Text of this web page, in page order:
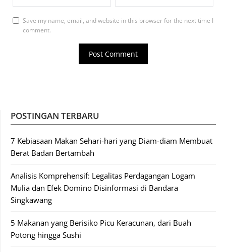
Save my name, email, and website in this browser for the next time I
comment.
POSTINGAN TERBARU
7 Kebiasaan Makan Sehari-hari yang Diam-diam Membuat
Berat Badan Bertambah
Analisis Komprehensif: Legalitas Perdagangan Logam
Mulia dan Efek Domino Disinformasi di Bandara
Singkawang
5 Makanan yang Berisiko Picu Keracunan, dari Buah
Potong hingga Sushi